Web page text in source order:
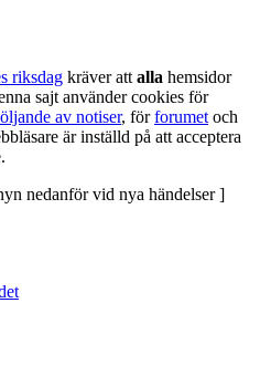
riksdag kräver att alla hemsidor
sajt använder cookies för
av notiser, förforumet och
är inställd på att acceptera
nedanför vid nya händelser ]